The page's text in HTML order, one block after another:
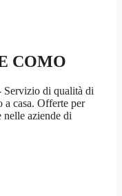
COMO
di qualità di
casa. Offerte per
nelle aziende di